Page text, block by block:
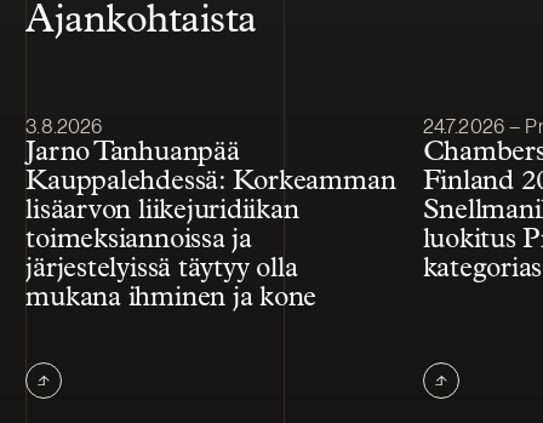
Ajankohtaista
Julkaistu
3.8.2026
Jarno Tanhuanpää
Kauppalehdessä: Korkeamman
lisäarvon liikejuridiikan
toimeksiannoissa ja
järjestelyissä täytyy olla
mukana ihminen ja kone
Julkaistu
24.7.2026 –
Finland
luokitus